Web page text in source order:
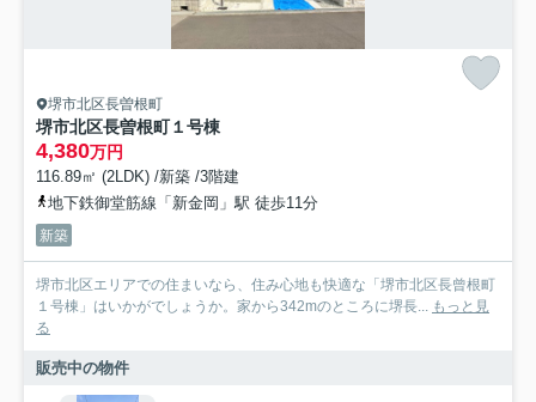
堺市北区長曽根町
堺市北区長曽根町１号棟
4,380万円
116.89㎡ (2LDK) /新築 /3階建
地下鉄御堂筋線「新金岡」駅 徒歩11分
新築
堺市北区エリアでの住まいなら、住み心地も快適な「堺市北区長曾根町
１号棟」はいかがでしょうか。家から342mのところに堺長... もっと見
る
販売中の物件